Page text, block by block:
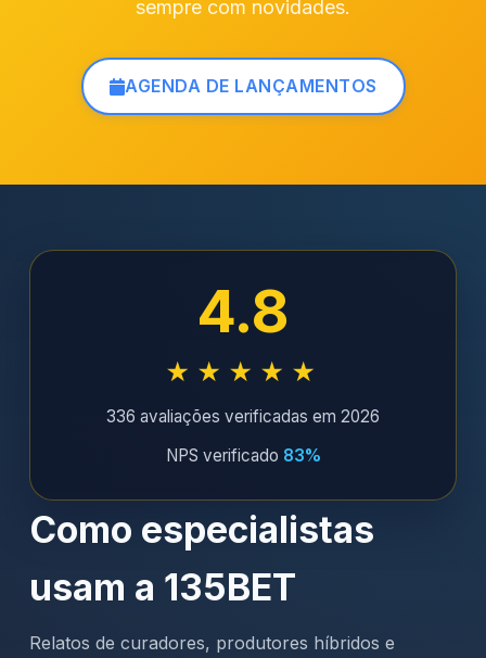
sempre com novidades.
AGENDA DE LANÇAMENTOS
4.8
★★★★★
336 avaliações verificadas em 2026
NPS verificado 83%
Como especialistas
usam a 135BET
Relatos de curadores, produtores híbridos e